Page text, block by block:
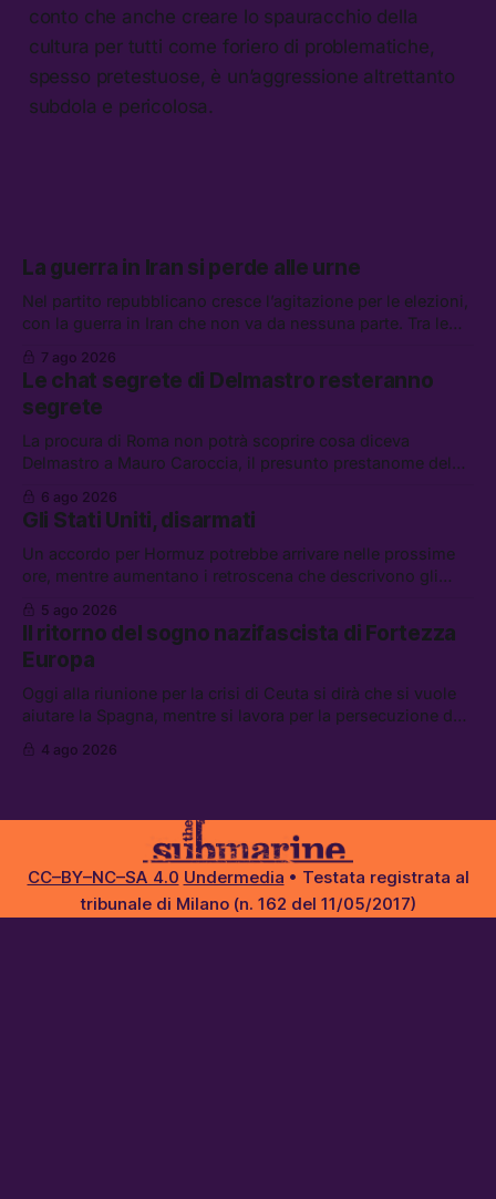
conto che anche creare lo spauracchio della
cultura per tutti come foriero di problematiche,
spesso pretestuose, è un’aggressione altrettanto
subdola e pericolosa.
La guerra in Iran si perde alle urne
Nel partito repubblicano cresce l’agitazione per le elezioni,
con la guerra in Iran che non va da nessuna parte. Tra le
lavoro, Schlein prova a mettere in sicurezza la coalizione, e
che cos’è lo “Spiralismo,” la religione degli agenti IA
7 ago 2026
Le chat segrete di Delmastro resteranno
segrete
La procura di Roma non potrà scoprire cosa diceva
Delmastro a Mauro Caroccia, il presunto prestanome del
attacchi in Libano, il governo chiederà 36 miliardi di
flessibilità in armi e energia, e Grokipedia è già stata
abbandonata
6 ago 2026
Gli Stati Uniti, disarmati
Un accordo per Hormuz potrebbe arrivare nelle prossime
ore, mentre aumentano i retroscena che descrivono gli
chi aspetta i dispersi di Ceuta, il boom dei carburanti
diluiti, e quanti attivisti anti data center sono stati arrestati
5 ago 2026
Il ritorno del sogno nazifascista di Fortezza
Europa
Oggi alla riunione per la crisi di Ceuta si dirà che si vuole
aiutare la Spagna, mentre si lavora per la persecuzione dei
spontanei a Gaza, un giovane di 19 anni è morto sotto il
4 ago 2026
CC–BY–NC–SA 4.0 Undermedia • Testata registrata al
tribunale di Milano (n. 162 del 11/05/2017)